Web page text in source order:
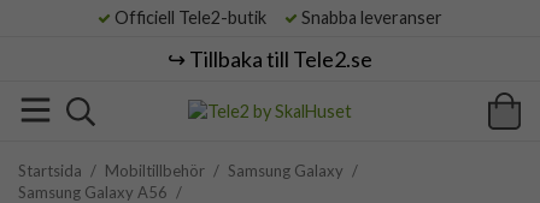
Officiell Tele2-butik Snabba leveranser
↪️ Tillbaka till Tele2.se
Startsida / Mobiltillbehör / Samsung Galaxy /
Samsung Galaxy A56 /